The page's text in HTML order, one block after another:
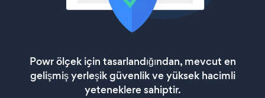
Powr ölçek için tasarlandığından, mevcut en
gelişmiş yerleşik güvenlik ve yüksek hacimli
yeteneklere sahiptir.